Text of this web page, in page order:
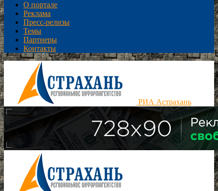
О портале
Реклама
Пресс-релизы
Темы
Партнеры
Контакты
РИА Астрахань